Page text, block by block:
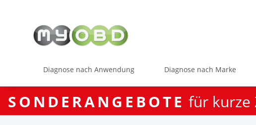
Diagnose nach Anwendung Diagnose nach Marke
SONDERANGEBOTE für kurze